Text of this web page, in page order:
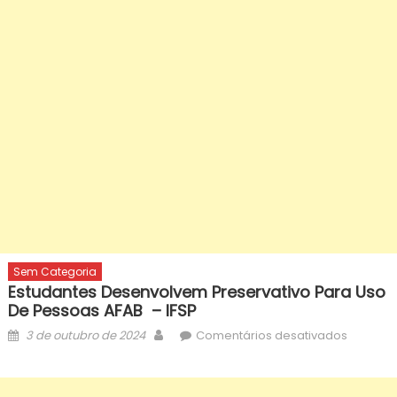
Sem Categoria
Estudantes Desenvolvem Preservativo Para Uso
De Pessoas AFAB – IFSP
Posted
3 de outubro de 2024 AuthorComentários desativadosem